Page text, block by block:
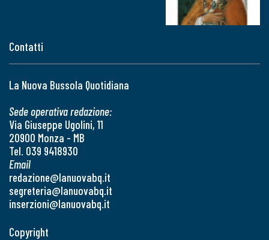
Contatti
La Nuova Bussola Quotidiana
Sede operativa redazione:
Via Giuseppe Ugolini, 11
20900 Monza - MB
Tel. 039 9418930
Email
redazione@lanuovabq.it
segreteria@lanuovabq.it
inserzioni@lanuovabq.it
Copyright